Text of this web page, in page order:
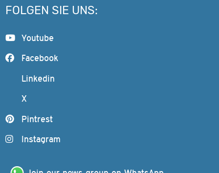
FOLGEN SIE UNS:
Youtube
Facebook
Linkedin
X
Pintrest
Instagram